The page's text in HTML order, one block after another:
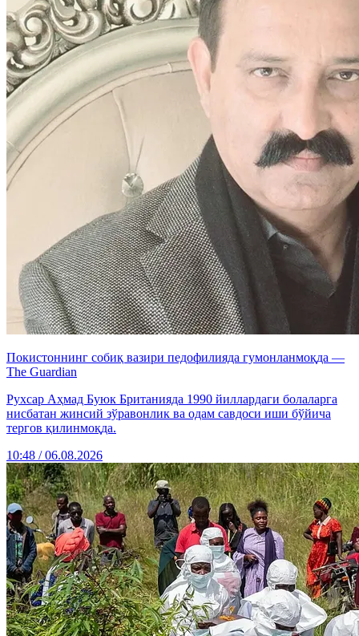
Покистоннинг собиқ вазири педофилияда гумонланмоқда —
The Guardian
Рухсар Аҳмад Буюк Британияда 1990 йиллардаги болаларга
нисбатан жинсий зўравонлик ва одам савдоси иши бўйича
тергов қилинмоқда.
10:48 / 06.08.2026